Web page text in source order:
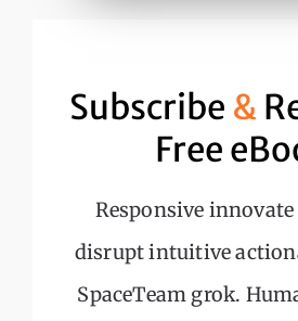
Subscribe &
Free
Responsive
disrupt intuitive
SpaceTeam grok.